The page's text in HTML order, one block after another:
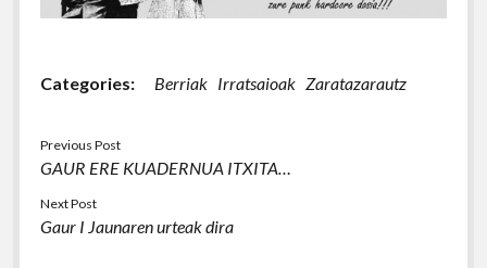
Categories: Berriak Irratsaioak Zaratazarautz
Previous Post
GAUR ERE KUADERNUA ITXITA…
Next Post
Gaur I Jaunaren urteak dira